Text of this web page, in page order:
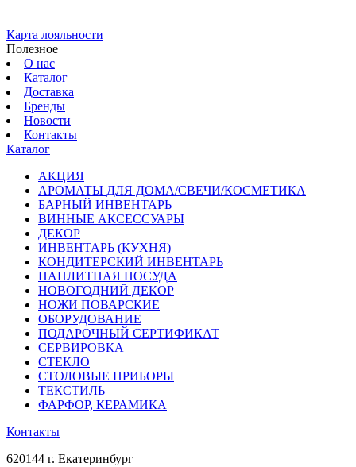
Карта лояльности
Полезное
О нас
Каталог
Доставка
Бренды
Новости
Контакты
Каталог
АКЦИЯ
АРОМАТЫ ДЛЯ ДОМА/СВЕЧИ/КОСМЕТИКА
БАРНЫЙ ИНВЕНТАРЬ
ВИННЫЕ АКСЕССУАРЫ
ДЕКОР
ИНВЕНТАРЬ (КУХНЯ)
КОНДИТЕРСКИЙ ИНВЕНТАРЬ
НАПЛИТНАЯ ПОСУДА
НОВОГОДНИЙ ДЕКОР
НОЖИ ПОВАРСКИЕ
ОБОРУДОВАНИЕ
ПОДАРОЧНЫЙ СЕРТИФИКАТ
СЕРВИРОВКА
СТЕКЛО
СТОЛОВЫЕ ПРИБОРЫ
ТЕКСТИЛЬ
ФАРФОР, КЕРАМИКА
Контакты
620144 г. Екатеринбург